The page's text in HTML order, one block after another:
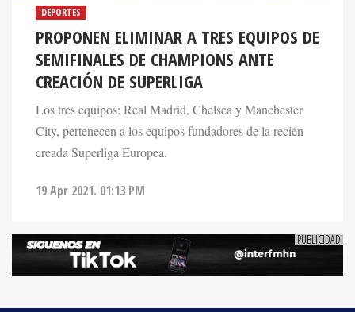
PROPONEN ELIMINAR A TRES EQUIPOS DE
SEMIFINALES DE CHAMPIONS ANTE
CREACIÓN DE SUPERLIGA
Los tres equipos: Real Madrid, Chelsea y Manchester
City, pertenecen a los equipos fundadores de la recién
creada Superliga Europea.